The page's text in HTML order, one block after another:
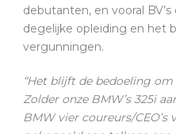
debutanten, en vooral BV’s
degelijke opleiding en het
vergunningen.
“Het blijft de bedoeling
Zolder onze BMW’s 325i
BMW vier coureurs/CEO’s